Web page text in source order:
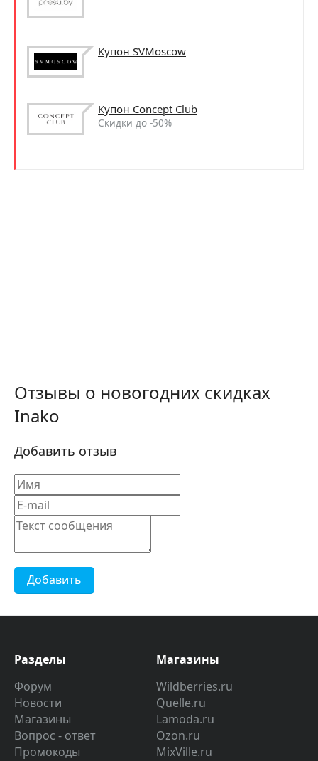
Купон SVMoscow
Купон Concept Club
Скидки до -50%
Отзывы о новогодних скидках
Inako
Добавить отзыв
Добавить
Разделы
Форум
Новости
Магазины
Вопрос - ответ
Промокоды
Магазины
Wildberries.ru
Quelle.ru
Lamoda.ru
Ozon.ru
MixVille.ru